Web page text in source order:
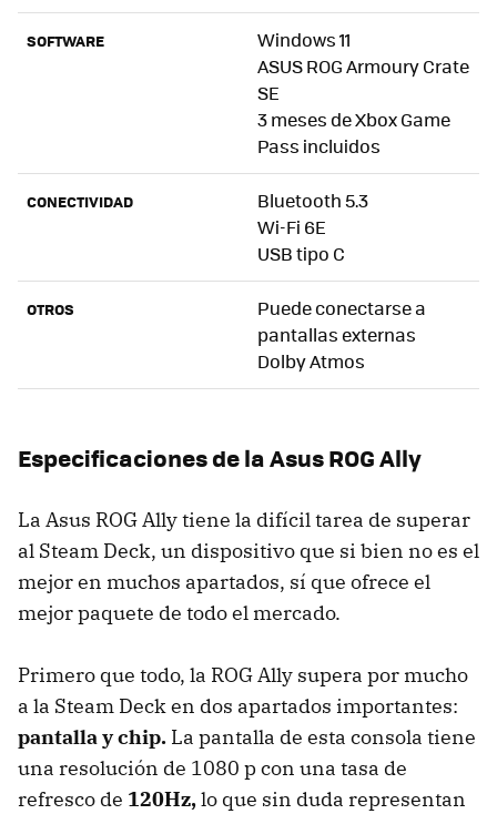
SOFTWARE
Windows 11
ASUS ROG Armoury Crate
SE
3 meses de Xbox Game
Pass incluidos
CONECTIVIDAD
Bluetooth 5.3
Wi-Fi 6E
USB tipo C
OTROS
Puede conectarse a
pantallas externas
Dolby Atmos
Especificaciones de la Asus ROG Ally
La Asus ROG Ally tiene la difícil tarea de superar
al Steam Deck, un dispositivo que si bien no es el
mejor en muchos apartados, sí que ofrece el
mejor paquete de todo el mercado.
Primero que todo, la ROG Ally supera por mucho
a la Steam Deck en dos apartados importantes:
pantalla y chip. La pantalla de esta consola tiene
una resolución de 1080 p con una tasa de
refresco de 120Hz,lo que sin duda representan